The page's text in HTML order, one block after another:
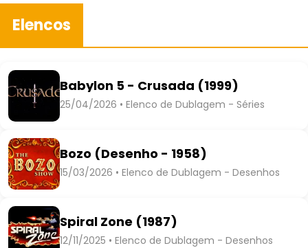
Elencos
Babylon 5 - Crusada (1999)
25/04/2026 • Elenco de Dublagem - Séries
Bozo (Desenho - 1958)
15/03/2026 • Elenco de Dublagem - Desenhos
Spiral Zone (1987)
12/11/2025 • Elenco de Dublagem - Desenhos